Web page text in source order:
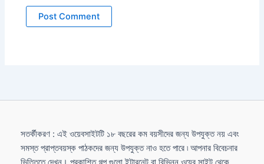
সতর্কীকরণ : এই ওয়েবসাইটটি ১৮ বছরের কম বয়সীদের জন্য উপযুক্ত নয় এবং
সমস্ত প্রাপ্তবয়স্ক পাঠকদের জন্য উপযুক্ত নাও হতে পারে ৷ আপনার বিবেচনার